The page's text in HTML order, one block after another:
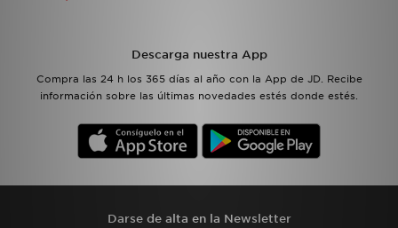
Descarga nuestra App
Compra las 24 h los 365 días al año con la App de JD. Recibe
información sobre las últimas novedades estés donde estés.
Darse de alta en la Newsletter